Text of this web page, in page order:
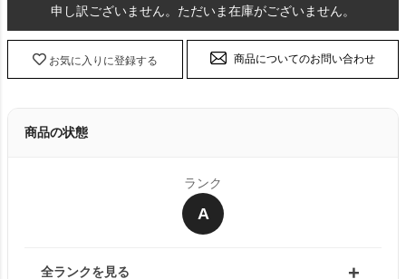
申し訳ございません。ただいま在庫がございません。
お気に入りに登録する 商品についてのお問い合わせ
商品の状態
ランク
A
全ランクを見る